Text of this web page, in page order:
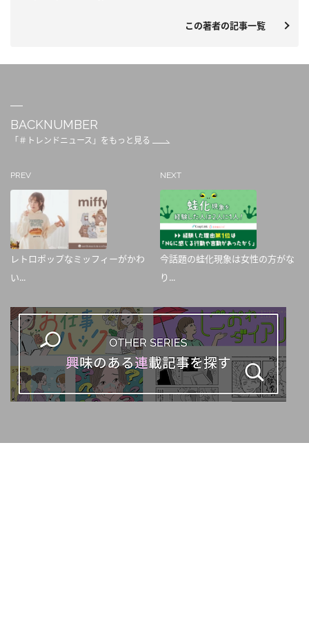
この著者の記事一覧
BACKNUMBER
「＃トレンドニュース」をもっと見る
PREV
レトロポップなミッフィーがかわ
い...
NEXT
今話題の蛙化現象は女性の方がな
り...